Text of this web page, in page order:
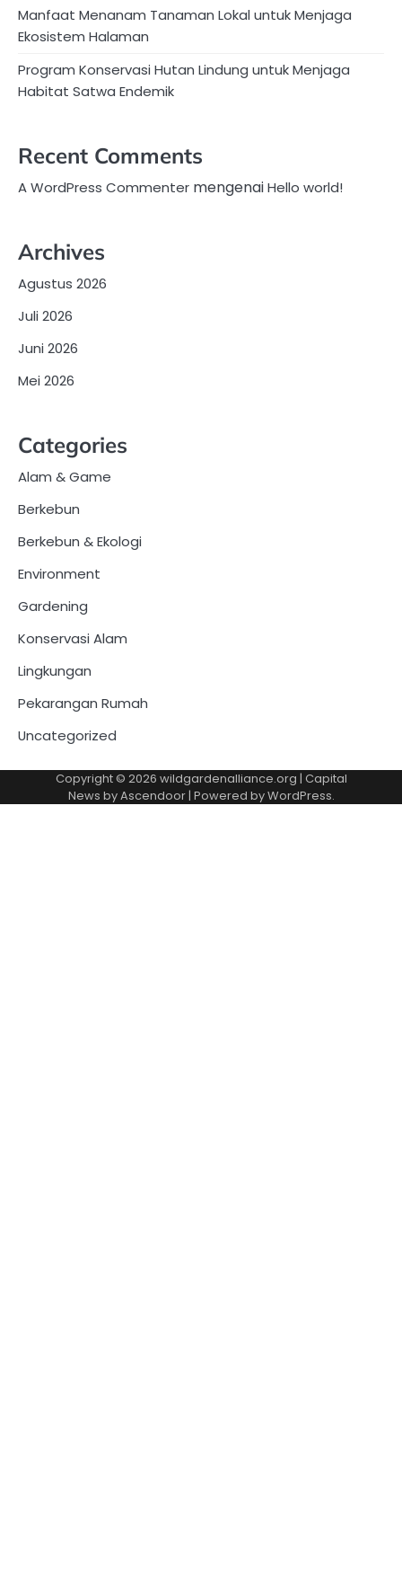
Manfaat Menanam Tanaman Lokal untuk Menjaga
Ekosistem Halaman
Program Konservasi Hutan Lindung untuk Menjaga
Habitat Satwa Endemik
Recent Comments
A WordPress Commenter mengenaiHello world!
Archives
Agustus 2026
Juli 2026
Juni 2026
Mei 2026
Categories
Alam & Game
Berkebun
Berkebun & Ekologi
Environment
Gardening
Konservasi Alam
Lingkungan
Pekarangan Rumah
Uncategorized
Copyright © 2026 wildgardenalliance.org | Capital
News byAscendoor| Powered byWordPress.